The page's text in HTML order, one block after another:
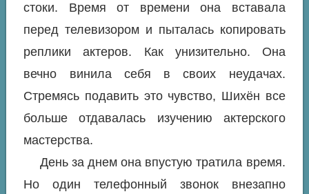
стоки. Время от времени она вставала
перед телевизором и пыталась копировать
реплики актеров. Как унизительно. Она
вечно винила себя в своих неудачах.
Стремясь подавить это чувство, Шихён все
больше отдавалась изучению актерского
мастерства.
День за днем она впустую тратила время.
Но один телефонный звонок внезапно